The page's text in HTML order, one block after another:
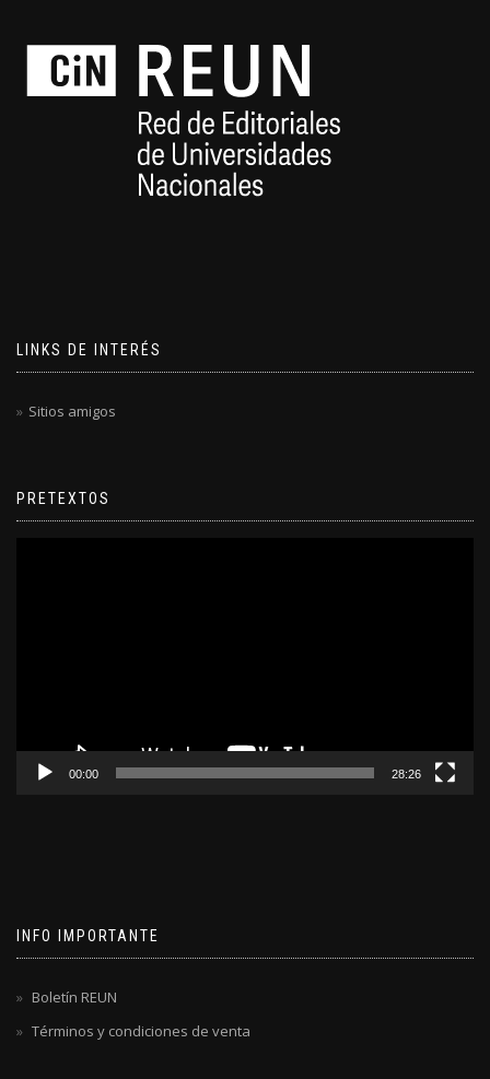
LINKS DE INTERÉS
Sitios amigos
PRETEXTOS
00:00 28:26
INFO IMPORTANTE
Boletín REUN
Términos y condiciones de venta